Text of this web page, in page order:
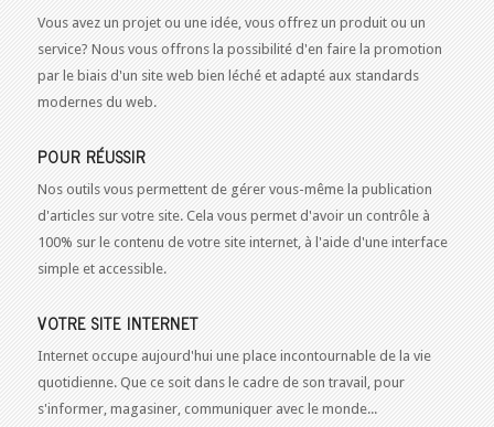
Vous avez un projet ou une idée, vous offrez un produit ou un
service? Nous vous offrons la possibilité d'en faire la promotion
par le biais d'un site web bien léché et adapté aux standards
modernes du web.
POUR RÉUSSIR
Nos outils vous permettent de gérer vous-même la publication
d'articles sur votre site. Cela vous permet d'avoir un contrôle à
100% sur le contenu de votre site internet, à l'aide d'une interface
simple et accessible.
VOTRE SITE INTERNET
Internet occupe aujourd'hui une place incontournable de la vie
quotidienne. Que ce soit dans le cadre de son travail, pour
s'informer, magasiner, communiquer avec le monde...